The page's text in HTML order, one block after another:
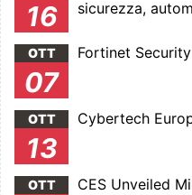
16
sicurezza,
OTT
07
Fortinet
OTT
13
Cybertech
OTT CES Unveiled